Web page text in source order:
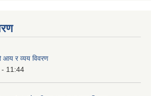
र व्यय विवरण
11:44